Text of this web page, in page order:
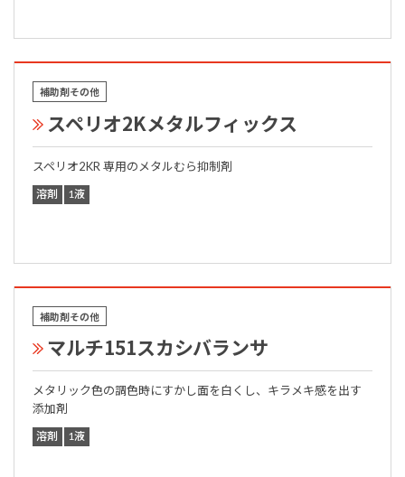
補助剤その他
スペリオ2Kメタルフィックス
スペリオ2KR 専用のメタルむら抑制剤
溶剤 1液
補助剤その他
マルチ151スカシバランサ
メタリック色の調色時にすかし面を白くし、キラメキ感を出す
添加剤
溶剤 1液